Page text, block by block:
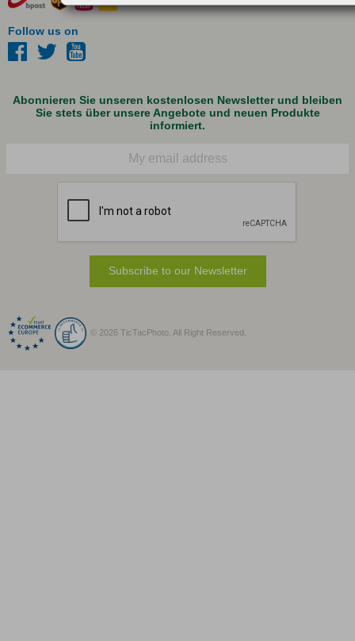
Follow us on
Abonnieren Sie unseren kostenlosen Newsletter und bleiben
Sie stets über unsere Angebote und neuen Produkte
informiert.
Subscribe to our Newsletter
© 2026 TicTacPhoto. All Right Reserved.